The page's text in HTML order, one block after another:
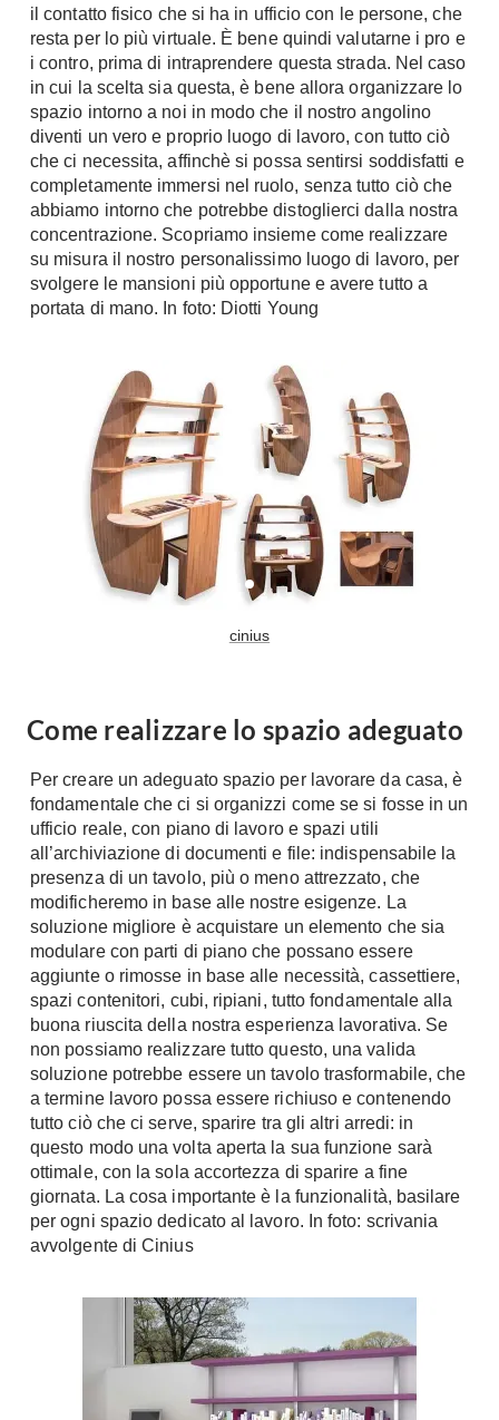
Contatti
Divani
Divani moderni
Divani classici
Poltrone
Poltroncine
Divanoletto
Chaise Longue
Divani Angolo
Complementi
Tavoli
Sedie
Tavolini
Tappeti
Oggettistica
Complementi arredo
Letti
Camere Classiche
Lenzuola
Piumini
Letti Contenitore
Letti a Scomparsa
Armadi
Armadio ante Battenti
Armadi ante
Scorrevoli
Cabine Armadio
Armadi su misura
Armadi Angolo
I consigli sugli armadi
Camerette
Camerette Bambini
Letti a Castello
Per Neonati
Lettini
Ecologia
Geotermia
Case in Legno
Case Prefabbricate
Fotovoltaico
Riciclo
Energie Rinnovabili
Bioedilizia
Teleriscaldamento
Detergenti
Stiro
Aspirapolvere
Lavapavimenti
Progetti
Ristrutturazione
Restauri
Hi-Fi
Televisori
Hi-Fi
Home-Theatre
Console
Porte
Blindate
Porte Interne
Porte Scorrevoli
Portoni
Maniglie
Finestre
Persiane
Scale
il contatto fisico che si ha in ufficio con le persone, che
resta per lo più virtuale. È bene quindi valutarne i pro e
i contro, prima di intraprendere questa strada. Nel caso
in cui la scelta sia questa, è bene allora organizzare lo
spazio intorno a noi in modo che il nostro angolino
diventi un vero e proprio luogo di lavoro, con tutto ciò
che ci necessita, affinchè si possa sentirsi soddisfatti e
completamente immersi nel ruolo, senza tutto ciò che
abbiamo intorno che potrebbe distoglierci dalla nostra
concentrazione. Scopriamo insieme come realizzare
su misura il nostro personalissimo luogo di lavoro, per
svolgere le mansioni più opportune e avere tutto a
portata di mano. In foto: Diotti Young
cinius
Come realizzare lo spazio adeguato
Per creare un adeguato spazio per lavorare da casa, è
fondamentale che ci si organizzi come se si fosse in un
ufficio reale, con piano di lavoro e spazi utili
all’archiviazione di documenti e file: indispensabile la
presenza di un tavolo, più o meno attrezzato, che
modificheremo in base alle nostre esigenze. La
soluzione migliore è acquistare un elemento che sia
modulare con parti di piano che possano essere
aggiunte o rimosse in base alle necessità, cassettiere,
spazi contenitori, cubi, ripiani, tutto fondamentale alla
buona riuscita della nostra esperienza lavorativa. Se
non possiamo realizzare tutto questo, una valida
soluzione potrebbe essere un tavolo trasformabile, che
a termine lavoro possa essere richiuso e contenendo
tutto ciò che ci serve, sparire tra gli altri arredi: in
questo modo una volta aperta la sua funzione sarà
ottimale, con la sola accortezza di sparire a fine
giornata. La cosa importante è la funzionalità, basilare
per ogni spazio dedicato al lavoro. In foto: scrivania
avvolgente di Cinius